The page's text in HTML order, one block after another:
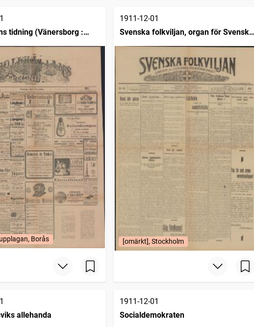
tidning (Vänersborg :
Borås
1911-12-01
Svenska folkviljan, organ för Svenska
folkförbundet
[omärkt], Stockholm
allehanda
1911-12-01
Socialdemokraten